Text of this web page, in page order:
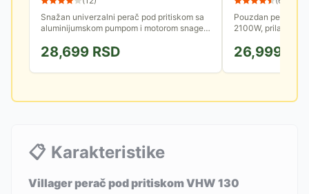
Snažan univerzalni perač pod pritiskom sa
aluminijumskom pumpom i motorom snage
litara vode na čas.
28,699 RSD
Pouzdan perač na
2100W,
automobila,
26,999
📋 Karakteristike
Villager perač pod pritiskom VHW 130